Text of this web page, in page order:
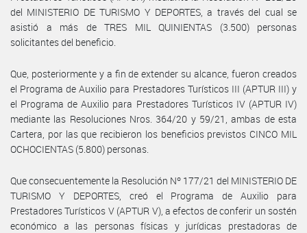
del MINISTERIO DE TURISMO Y DEPORTES, a través del cual se
asistió a más de TRES MIL QUINIENTAS (3.500) personas
solicitantes del beneficio.
Que, posteriormente y a fin de extender su alcance, fueron creados
el Programa de Auxilio para Prestadores Turísticos III (APTUR III) y
el Programa de Auxilio para Prestadores Turísticos IV (APTUR IV)
mediante las Resoluciones Nros. 364/20 y 59/21, ambas de esta
Cartera, por las que recibieron los beneficios previstos CINCO MIL
OCHOCIENTAS (5.800) personas.
Que consecuentemente la Resolución Nº 177/21 del MINISTERIO DE
TURISMO Y DEPORTES, creó el Programa de Auxilio para
Prestadores Turísticos V (APTUR V), a efectos de conferir un sostén
económico a las personas físicas y jurídicas prestadoras de